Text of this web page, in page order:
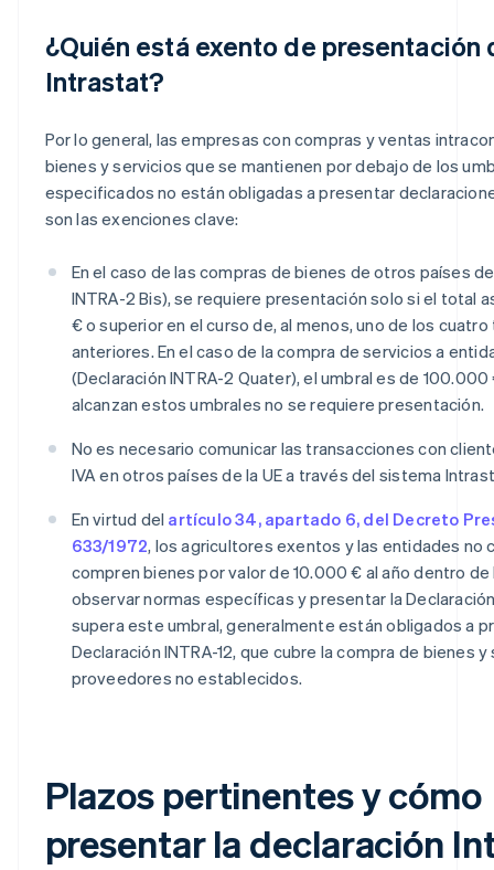
¿Quién está exento de presentación
Intrastat?
Por lo general, las empresas con compras y ventas
bienes y servicios que se mantienen por debajo de los
especificados no están obligadas a presentar
son las exenciones clave:
En el caso de las compras de bienes de otros países
INTRA-2 Bis), se requiere presentación solo si el total
€ o superior en el curso de, al menos, uno de los
anteriores. En el caso de la compra de servicios a
(Declaración INTRA-2 Quater), el umbral es de 100.000
alcanzan estos umbrales no se requiere presentación.
No es necesario comunicar las transacciones con
IVA en otros países de la UE a través del sistema
En virtud del artículo 34, apartado 6, del Decreto
633/1972, los agricultores exentos y las entidades no
compren bienes por valor de 10.000 € al año dentro de
observar normas específicas y presentar la Declaración
supera este umbral, generalmente están obligados a
Declaración INTRA-12, que cubre la compra de bienes
proveedores no establecidos.
Plazos pertinentes y cómo
presentar la declaración